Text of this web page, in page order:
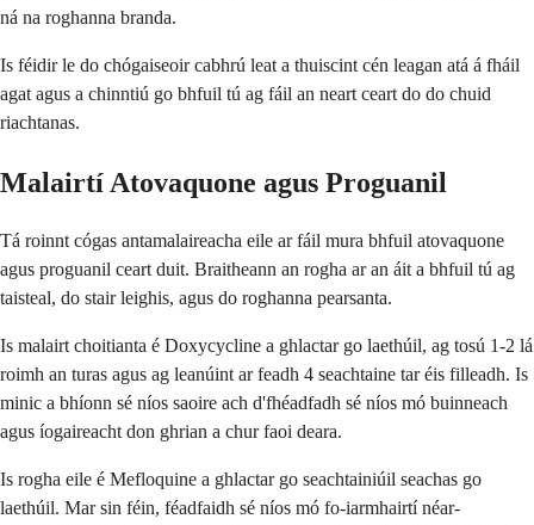
ná na roghanna branda.
Is féidir le do chógaiseoir cabhrú leat a thuiscint cén leagan atá á fháil
agat agus a chinntiú go bhfuil tú ag fáil an neart ceart do do chuid
riachtanas.
Malairtí Atovaquone agus Proguanil
Tá roinnt cógas antamalaireacha eile ar fáil mura bhfuil atovaquone
agus proguanil ceart duit. Braitheann an rogha ar an áit a bhfuil tú ag
taisteal, do stair leighis, agus do roghanna pearsanta.
Is malairt choitianta é Doxycycline a ghlactar go laethúil, ag tosú 1-2 lá
roimh an turas agus ag leanúint ar feadh 4 seachtaine tar éis filleadh. Is
minic a bhíonn sé níos saoire ach d'fhéadfadh sé níos mó buinneach
agus íogaireacht don ghrian a chur faoi deara.
Is rogha eile é Mefloquine a ghlactar go seachtainiúil seachas go
laethúil. Mar sin féin, féadfaidh sé níos mó fo-iarmhairtí néar-